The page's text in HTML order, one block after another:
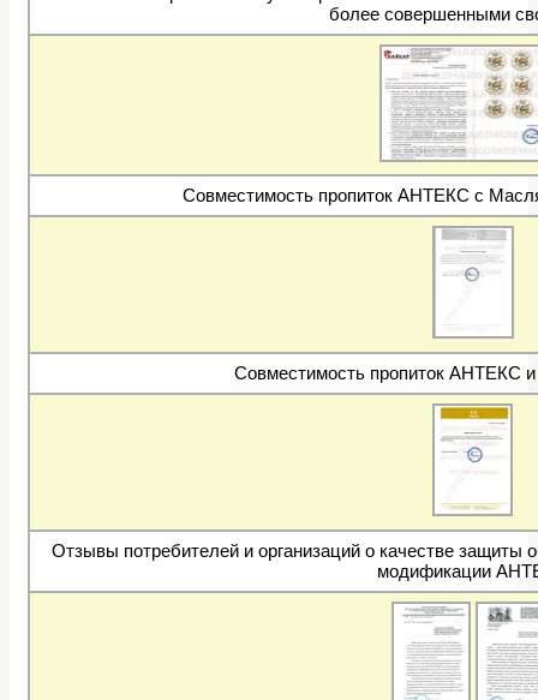
более совершенными
Совместимость пропиток АНТЕКС с
Совместимость пропиток АНТЕКС
Отзывы потребителей и организаций о качестве защиты
модификации